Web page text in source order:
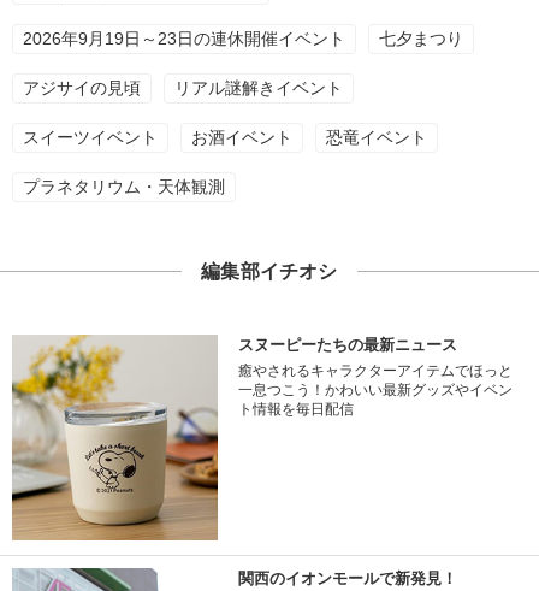
2026年9月19日～23日の連休開催イベント 七夕まつり
アジサイの見頃 リアル謎解きイベント
スイーツイベント お酒イベント 恐竜イベント
プラネタリウム・天体観測
編集部イチオシ
スヌーピーたちの最新ニュース
癒やされるキャラクターアイテムでほっと
一息つこう！かわいい最新グッズやイベン
ト情報を毎日配信
関西のイオンモールで新発見！